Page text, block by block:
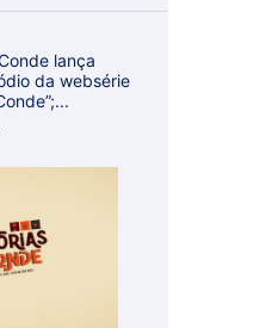
lança
da websérie